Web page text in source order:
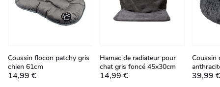
Coussin flocon patchy gris
chien 61cm
14,99 €
Hamac de radiateur pour
chat gris foncé 45x30cm
14,99 €
Coussin
39,99 €